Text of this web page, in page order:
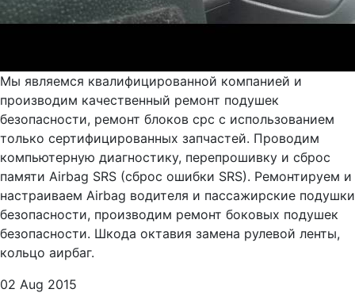
Мы являемся квалифицированной компанией и
производим качественный ремонт подушек
безопасности, ремонт блоков срс с использованием
только сертифицированных запчастей. Проводим
компьютерную диагностику, перепрошивку и сброс
памяти Airbag SRS (сброс ошибки SRS). Ремонтируем и
настраиваем Airbag водителя и пассажирские подушки
безопасности, производим ремонт боковых подушек
безопасности. Шкода октавия замена рулевой ленты,
кольцо аирбаг.
02 Aug 2015